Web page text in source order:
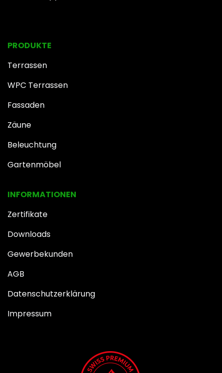
INFOR​MATIONEN
Zertifikate
Downloads
Gewerbekunden
AGB
Datenschutzerklärung
Impressum
PRODUKTE
Terrassen
WPC Terrassen
Fassaden
Zäune
Beleuchtung
Gartenmöbel